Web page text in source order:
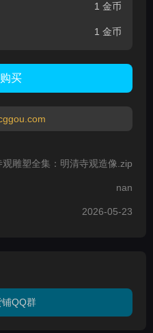
1 金币
1 金币
买
观雕塑全集：明清寺观造像.zip
nan
2026-05-23
QQ群